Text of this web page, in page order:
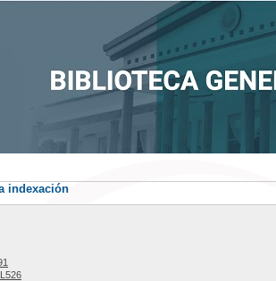
indexación